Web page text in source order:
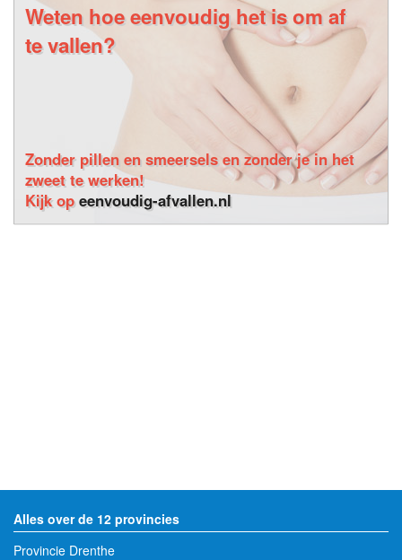
Weten hoe eenvoudig het is om af
te vallen?
Zonder pillen en smeersels en zonder je in het
zweet te werken!
Kijk opeenvoudig-afvallen.nl
Alles over de 12 provincies
Provincie Drenthe